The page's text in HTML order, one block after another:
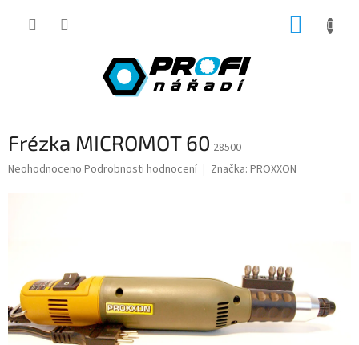
Frézka MICROMOT 60 28500
Průměrné
hvězdiček.
Neohodnoceno Podrobnosti hodnocení Značka: PROXXON